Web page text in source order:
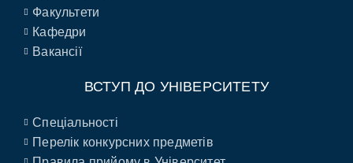
Факультети
Кафедри
Вакансії
ВСТУП ДО УНІВЕРСИТЕТУ
Спеціальності
Перелік конкурсних предметів